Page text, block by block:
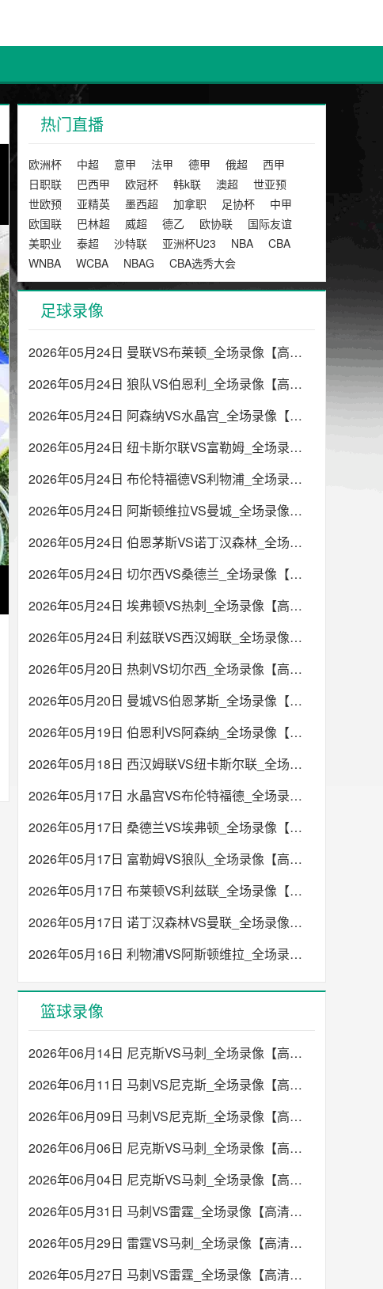
热门直播
欧洲杯 中超 意甲 法甲 德甲 俄超
西甲
日职联
巴西甲 欧冠杯 韩k联 澳超
世亚预
世欧预
亚精英 墨西超 加拿职 足协杯
中甲
欧国联
巴林超 威超 德乙 欧协联
国际友谊
美职业
泰超 沙特联 亚洲杯U23 NBA
CBA
WNBA
WCBA NBAG CBA选秀大会
足球录像
2026年05月24日 曼联VS布莱顿_全场录像【高清回放】
2026年05月24日 狼队VS伯恩利_全场录像【高清回放】
2026年05月24日 阿森纳VS水晶宫_全场录像【高清回放】
2026年05月24日 纽卡斯尔联VS富勒姆_全场录像【高清回放】
2026年05月24日 布伦特福德VS利物浦_全场录像【高清回放】
2026年05月24日 阿斯顿维拉VS曼城_全场录像【高清回放】
2026年05月24日 伯恩茅斯VS诺丁汉森林_全场录像【高清回放】
2026年05月24日 切尔西VS桑德兰_全场录像【高清回放】
2026年05月24日 埃弗顿VS热刺_全场录像【高清回放】
2026年05月24日 利兹联VS西汉姆联_全场录像【高清回放】
2026年05月20日 热刺VS切尔西_全场录像【高清回放】
2026年05月20日 曼城VS伯恩茅斯_全场录像【高清回放】
2026年05月19日 伯恩利VS阿森纳_全场录像【高清回放】
2026年05月18日 西汉姆联VS纽卡斯尔联_全场录像【高清回放】
2026年05月17日 水晶宫VS布伦特福德_全场录像【高清回放】
2026年05月17日 桑德兰VS埃弗顿_全场录像【高清回放】
2026年05月17日 富勒姆VS狼队_全场录像【高清回放】
2026年05月17日 布莱顿VS利兹联_全场录像【高清回放】
2026年05月17日 诺丁汉森林VS曼联_全场录像【高清回放】
2026年05月16日 利物浦VS阿斯顿维拉_全场录像【高清回放】
篮球录像
2026年06月14日 尼克斯VS马刺_全场录像【高清回放】
2026年06月11日 马刺VS尼克斯_全场录像【高清回放】
2026年06月09日 马刺VS尼克斯_全场录像【高清回放】
2026年06月06日 尼克斯VS马刺_全场录像【高清回放】
2026年06月04日 尼克斯VS马刺_全场录像【高清回放】
2026年05月31日 马刺VS雷霆_全场录像【高清回放】
2026年05月29日 雷霆VS马刺_全场录像【高清回放】
2026年05月27日 马刺VS雷霆_全场录像【高清回放】